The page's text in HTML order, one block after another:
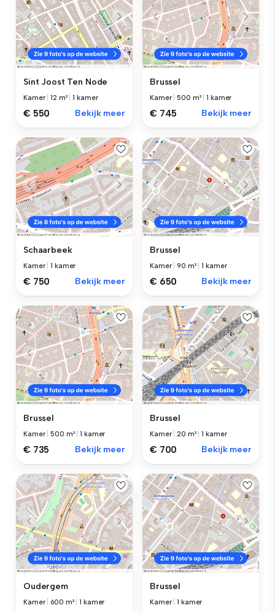
Sint Joost Ten Node
Kamer |12 m² |1 kamer
€ 550 Bekijk meer
Brussel
Kamer |500 m² |1 kamer
€ 745 Bekijk meer
Schaarbeek
Kamer |1 kamer
€ 750 Bekijk meer
Brussel
Kamer |90 m² |1 kamer
€ 650 Bekijk meer
Brussel
Kamer |500 m² |1 kamer
€ 735 Bekijk meer
Brussel
Kamer |20 m² |1 kamer
€ 700 Bekijk meer
Oudergem
Kamer 600 m² |1 kamer
Brussel
Kamer |1 kamer